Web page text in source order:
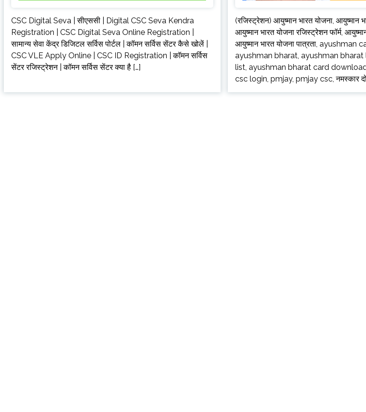
CSC Digital Seva | सीएससी | Digital CSC Seva Kendra
Registration | CSC Digital Seva Online Registration |
सामान्य सेवा केंद्र डिजिटल सर्विस पोर्टल | कॉमन सर्विस सेंटर कैसे खोलें |
CSC VLE Apply Online | CSC ID Registration | कॉमन सर्विस
सेंटर रजिस्ट्रेशन | कॉमन सर्विस सेंटर क्या है […]
(रजिस्ट्रेशन) आयुष्मान भारत योजना, आयुष्मान
आयुष्मान भारत योजना रजिस्ट्रेशन फॉर्म,
आयुष्मान भारत योजना पात्रता, ayushman
ayushman bharat, ayushman
list, ayushman bharat card
csc login, pmjay, pmjay csc, नमस्कार